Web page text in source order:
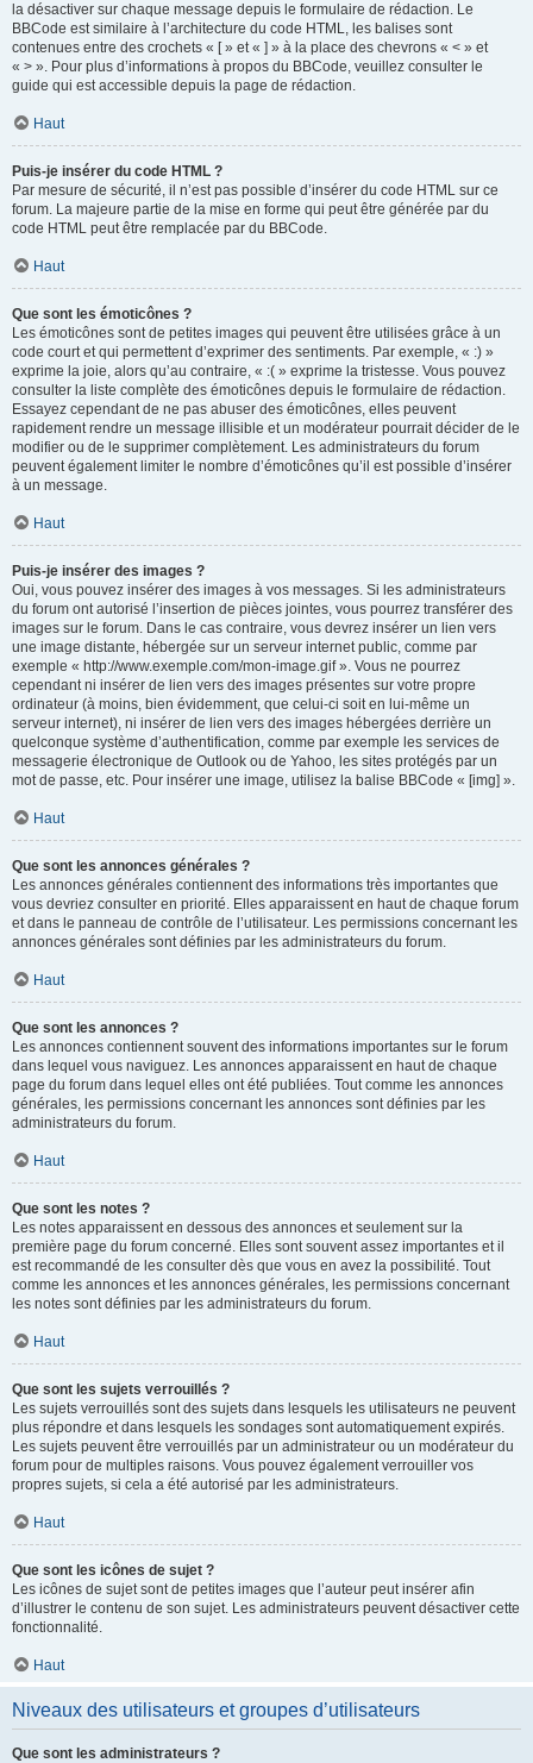
la désactiver sur chaque message depuis le formulaire de rédaction. Le
BBCode est similaire à l’architecture du code HTML, les balises sont
contenues entre des crochets « [ » et « ] » à la place des chevrons « < » et
« > ». Pour plus d’informations à propos du BBCode, veuillez consulter le
guide qui est accessible depuis la page de rédaction.
Haut
Puis-je insérer du code HTML ?
Par mesure de sécurité, il n’est pas possible d’insérer du code HTML sur ce
forum. La majeure partie de la mise en forme qui peut être générée par du
code HTML peut être remplacée par du BBCode.
Haut
Que sont les émoticônes ?
Les émoticônes sont de petites images qui peuvent être utilisées grâce à un
code court et qui permettent d’exprimer des sentiments. Par exemple, « :) »
exprime la joie, alors qu’au contraire, « :( » exprime la tristesse. Vous pouvez
consulter la liste complète des émoticônes depuis le formulaire de rédaction.
Essayez cependant de ne pas abuser des émoticônes, elles peuvent
rapidement rendre un message illisible et un modérateur pourrait décider de le
modifier ou de le supprimer complètement. Les administrateurs du forum
peuvent également limiter le nombre d’émoticônes qu’il est possible d’insérer
à un message.
Haut
Puis-je insérer des images ?
Oui, vous pouvez insérer des images à vos messages. Si les administrateurs
du forum ont autorisé l’insertion de pièces jointes, vous pourrez transférer des
images sur le forum. Dans le cas contraire, vous devrez insérer un lien vers
une image distante, hébergée sur un serveur internet public, comme par
exemple « http://www.exemple.com/mon-image.gif ». Vous ne pourrez
cependant ni insérer de lien vers des images présentes sur votre propre
ordinateur (à moins, bien évidemment, que celui-ci soit en lui-même un
serveur internet), ni insérer de lien vers des images hébergées derrière un
quelconque système d’authentification, comme par exemple les services de
messagerie électronique de Outlook ou de Yahoo, les sites protégés par un
mot de passe, etc. Pour insérer une image, utilisez la balise BBCode « [img] ».
Haut
Que sont les annonces générales ?
Les annonces générales contiennent des informations très importantes que
vous devriez consulter en priorité. Elles apparaissent en haut de chaque forum
et dans le panneau de contrôle de l’utilisateur. Les permissions concernant les
annonces générales sont définies par les administrateurs du forum.
Haut
Que sont les annonces ?
Les annonces contiennent souvent des informations importantes sur le forum
dans lequel vous naviguez. Les annonces apparaissent en haut de chaque
page du forum dans lequel elles ont été publiées. Tout comme les annonces
générales, les permissions concernant les annonces sont définies par les
administrateurs du forum.
Haut
Que sont les notes ?
Les notes apparaissent en dessous des annonces et seulement sur la
première page du forum concerné. Elles sont souvent assez importantes et il
est recommandé de les consulter dès que vous en avez la possibilité. Tout
comme les annonces et les annonces générales, les permissions concernant
les notes sont définies par les administrateurs du forum.
Haut
Que sont les sujets verrouillés ?
Les sujets verrouillés sont des sujets dans lesquels les utilisateurs ne peuvent
plus répondre et dans lesquels les sondages sont automatiquement expirés.
Les sujets peuvent être verrouillés par un administrateur ou un modérateur du
forum pour de multiples raisons. Vous pouvez également verrouiller vos
propres sujets, si cela a été autorisé par les administrateurs.
Haut
Que sont les icônes de sujet ?
Les icônes de sujet sont de petites images que l’auteur peut insérer afin
d’illustrer le contenu de son sujet. Les administrateurs peuvent désactiver cette
fonctionnalité.
Haut
Niveaux des utilisateurs et groupes d’utilisateurs
Que sont les administrateurs ?